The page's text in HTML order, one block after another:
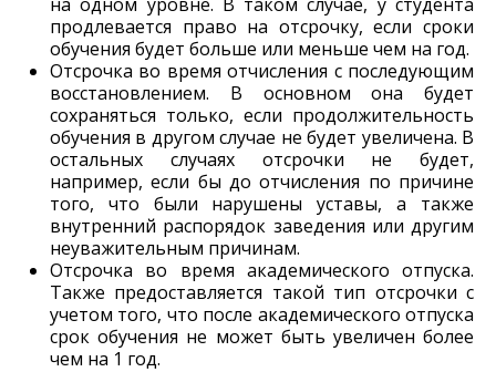
продлевается право на отсрочку, если сроки
обучения будет больше или меньше чем на год.
Отсрочка во время отчисления с последующим
восстановлением. В основном она будет
сохраняться только, если продолжительность
обучения в другом случае не будет увеличена. В
остальных случаях отсрочки не будет,
например, если бы до отчисления по причине
того, что были нарушены уставы, а также
внутренний распорядок заведения или другим
неуважительным причинам.
Отсрочка во время академического отпуска.
Также предоставляется такой тип отсрочки с
учетом того, что после академического отпуска
срок обучения не может быть увеличен более
чем на 1 год.